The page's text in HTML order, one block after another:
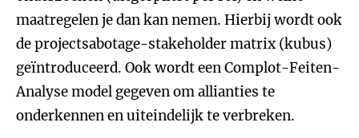
maatregelen je dan kan nemen. Hierbij wordt ook
de projectsabotage-stakeholder matrix (kubus)
geïntroduceerd. Ook wordt een Complot-Feiten-
Analyse model gegeven om allianties te
onderkennen en uiteindelijk te verbreken.